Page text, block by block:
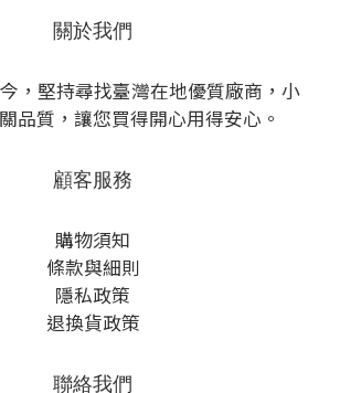
關於我們
，堅持尋找臺灣在地優質廠商，小
品質，讓您買得開心用得安心。
顧客服務
購物須知
條款與細則
隱私政策
退換貨政策
聯絡我們